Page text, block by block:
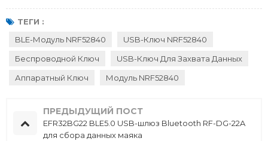
ТЕГИ :
BLE-Модуль NRF52840
USB-Ключ NRF52840
Беспроводной Ключ
USB-Ключ Для Захвата Данных
Аппаратный Ключ
Модуль NRF52840
ПРЕДЫДУЩИЙ ПОСТ
EFR32BG22 BLE5.0 USB-шлюз Bluetooth RF-DG-22A
для сбора данных маяка